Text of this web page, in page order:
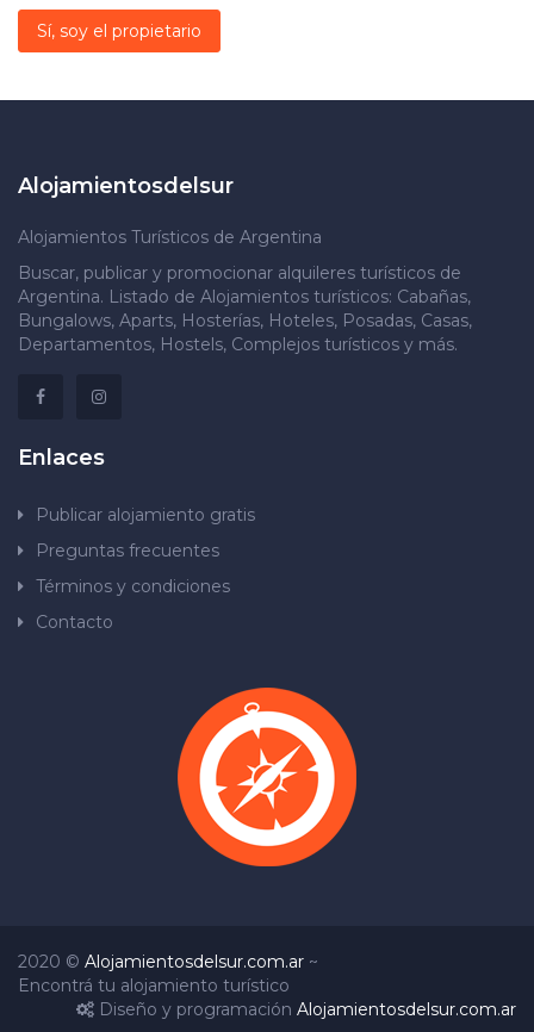
Sí, soy el propietario
Alojamientosdelsur
Alojamientos Turísticos de Argentina
Buscar, publicar y promocionar alquileres turísticos de
Argentina. Listado de Alojamientos turísticos: Cabañas,
Bungalows, Aparts, Hosterías, Hoteles, Posadas, Casas,
Departamentos, Hostels, Complejos turísticos y más.
Enlaces
Publicar alojamiento gratis
Preguntas frecuentes
Términos y condiciones
Contacto
2020 © Alojamientosdelsur.com.ar ~
Encontrá tu alojamiento turístico
Diseño y programación Alojamientosdelsur.com.ar